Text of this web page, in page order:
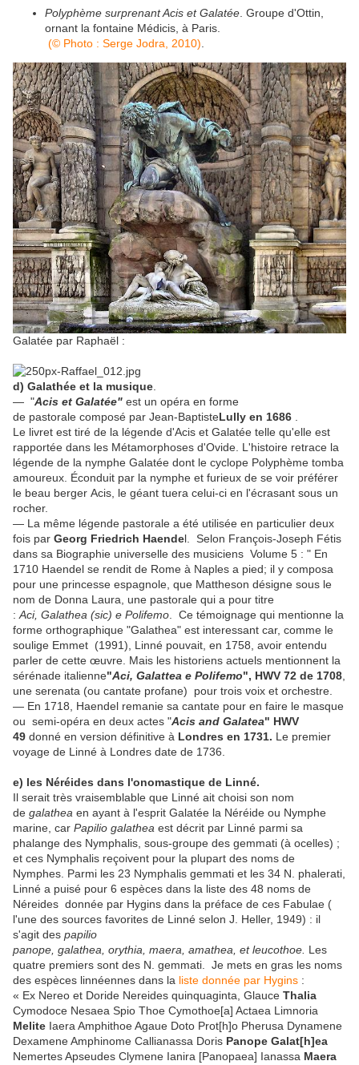
Polyphème surprenant Acis et Galatée . Groupe d'Ottin,
ornant la fontaine Médicis, à Paris.
(© Photo : Serge Jodra, 2010)
Galatée par Raphaël :
d) Galathée et la musique
— "Acis et Galatée" est un opéra en forme
de pastorale composé par Jean-BaptisteLully en 1686
Le livret est tiré de la légende d'Acis et Galatée telle qu'elle est
rapportée dans les Métamorphoses d'Ovide. L'histoire retrace la
légende de la nymphe Galatée dont le cyclope Polyphème tomba
amoureux. Éconduit par la nymphe et furieux de se voir préférer
le beau berger Acis, le géant tuera celui-ci en l'écrasant sous un
rocher.
— La même légende pastorale a été utilisée en particulier deux
fois par Georg Friedrich Haendel. Selon François-Joseph Fétis
dans sa Biographie universelle des musiciens Volume 5 : " En
1710 Haendel se rendit de Rome à Naples a pied; il y composa
pour une princesse espagnole, que Mattheson désigne sous le
nom de Donna Laura, une pastorale qui a pour titre
: Aci, Galathea (sic) e Polifemo . Ce témoignage qui mentionne la
forme orthographique "Galathea" est interessant car, comme le
soulige Emmet (1991), Linné pouvait, en 1758, avoir entendu
parler de cette œuvre. Mais les historiens actuels mentionnent la
sérénade italienne"Aci, Galattea e Polifemo", HWV 72 de 1708
une serenata (ou cantate profane) pour trois voix et orchestre.
— En 1718, Haendel remanie sa cantate pour en faire le masque
ou semi-opéra en deux actes "Acis and Galatea" HWV
49 donné en version définitive à Londres en 1731. Le premier
voyage de Linné à Londres date de 1736.
e) les Néréides dans l'onomastique de Linné.
Il serait très vraisemblable que Linné ait choisi son nom
de galathea en ayant à l'esprit Galatée la Néréide ou Nymphe
marine, car Papilio galathea est décrit par Linné parmi sa
phalange des Nymphalis, sous-groupe des gemmati (à ocelles) ;
et ces Nymphalis reçoivent pour la plupart des noms de
Nymphes. Parmi les 23 Nymphalis gemmati et les 34 N. phalerati,
Linné a puisé pour 6 espèces dans la liste des 48 noms de
Néreides donnée par Hygins dans la préface de ces Fabulae (
l'une des sources favorites de Linné selon J. Heller, 1949) : il
s'agit des papilio
panope, galathea, orythia, maera, amathea, etleucothoe. Les
quatre premiers sont des N. gemmati. Je mets en gras les noms
des espèces linnéennes dans la liste donnée par Hygins :
« Ex Nereo et Doride Nereides quinquaginta, Glauce Thalia
Cymodoce Nesaea Spio Thoe Cymothoe[a] Actaea Limnoria
Melite Iaera Amphithoe Agaue Doto Prot[h]o Pherusa Dynamene
Dexamene Amphinome Callianassa Doris Panope Galat[h]ea
Nemertes Apseudes Clymene Ianira [Panopaea] Ianassa Maera